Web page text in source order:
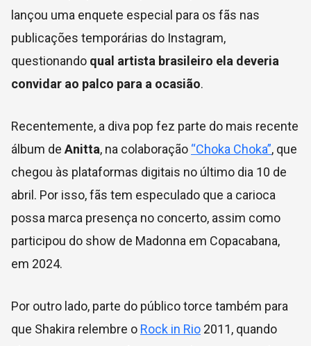
lançou uma enquete especial para os fãs nas
publicações temporárias do Instagram,
questionando qual artista brasileiro ela deveria
convidar ao palco para a ocasião.
Recentemente, a diva pop fez parte do mais recente
álbum de Anitta, na colaboração “Choka Choka”, que
chegou às plataformas digitais no último dia 10 de
abril. Por isso, fãs tem especulado que a carioca
possa marca presença no concerto, assim como
participou do show de Madonna em Copacabana,
em 2024.
Por outro lado, parte do público torce também para
que Shakira relembre o Rock in Rio 2011, quando